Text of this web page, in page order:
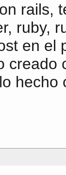
rails,
ruby,
en el
creado